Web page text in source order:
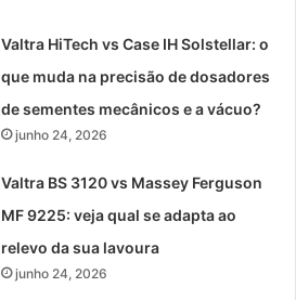
Valtra HiTech vs Case IH Solstellar: o
que muda na precisão de dosadores
de sementes mecânicos e a vácuo?
junho 24, 2026
Valtra BS 3120 vs Massey Ferguson
MF 9225: veja qual se adapta ao
relevo da sua lavoura
junho 24, 2026